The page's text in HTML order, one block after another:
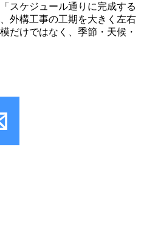
スケジュール通りに完成する
外構工事の工期を大きく左右
だけではなく、季節・天候・